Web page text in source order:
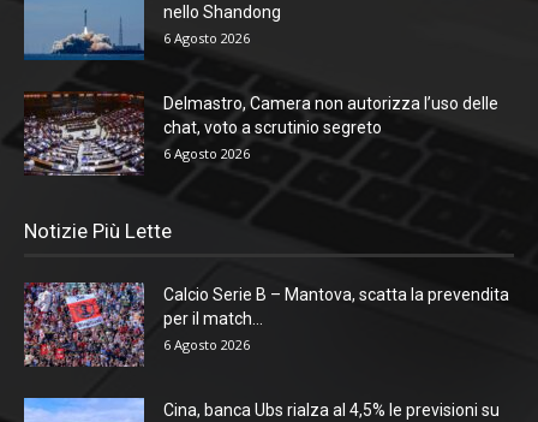
nello Shandong
6 Agosto 2026
Delmastro, Camera non autorizza l’uso delle
chat, voto a scrutinio segreto
6 Agosto 2026
Notizie Più Lette
Calcio Serie B – Mantova, scatta la prevendita
per il match...
6 Agosto 2026
Cina, banca Ubs rialza al 4,5% le previsioni su